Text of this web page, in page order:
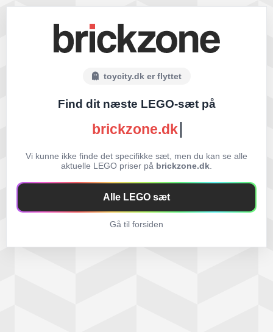
toycity.dk er flyttet
Find dit næste LEGO-sæt på
brickzone.dk
Vi kunne ikke finde det specifikke sæt, men du kan se alle
aktuelle LEGO priser på brickzone.dk
Alle LEGO sæt
Gå til forsiden